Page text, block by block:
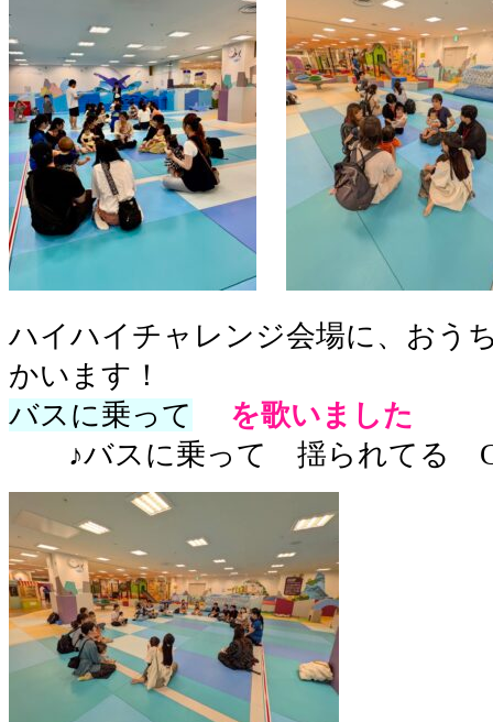
ハイハイチャレンジ会場に、おう
かいます！
バスに乗って
を歌いました
♪バスに乗って 揺られてる